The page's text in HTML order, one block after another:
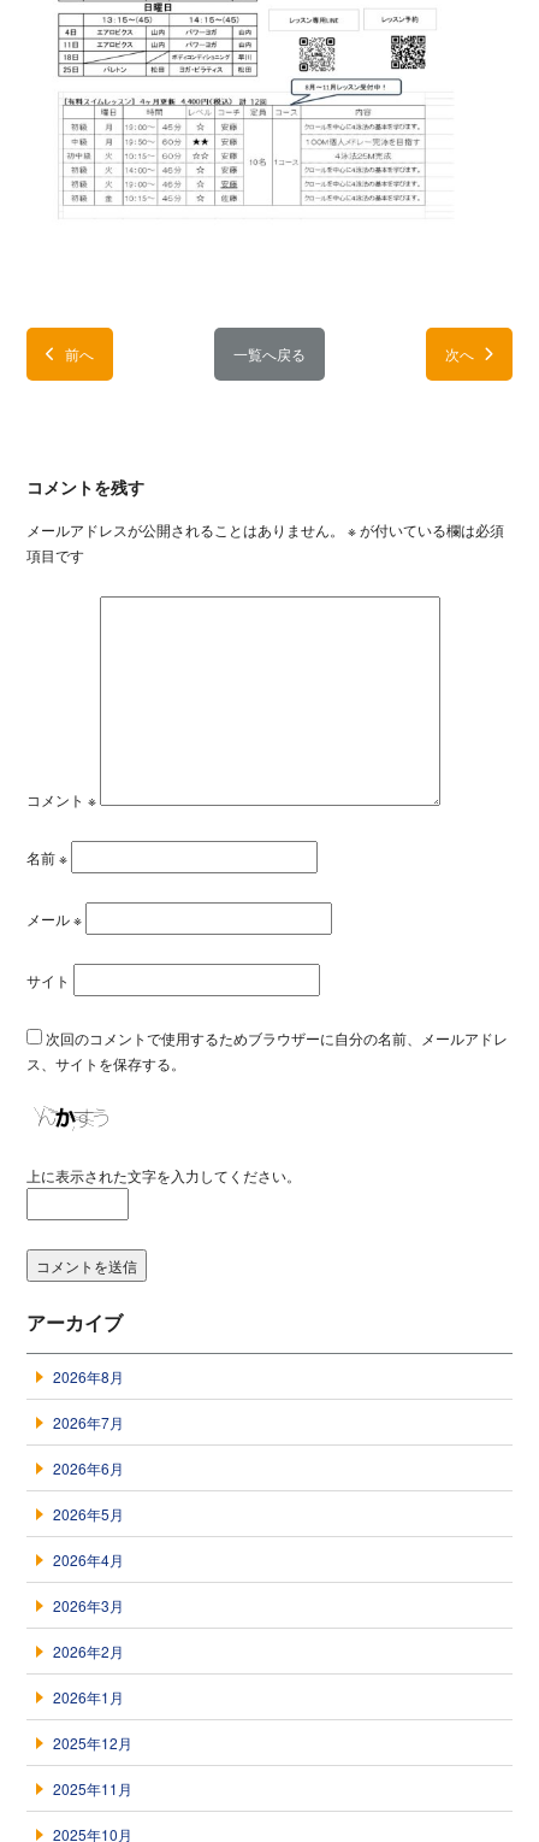
前へ 一覧へ戻る 次へ
コメントを残す
メールアドレスが公開されることはありません。 ※が付いている欄は必須
項目です
コメント※
名前※
メール※
サイト
次回のコメントで使用するためブラウザーに自分の名前、メールアドレ
ス、サイトを保存する。
上に表示された文字を入力してください。
アーカイブ
2026年8月
2026年7月
2026年6月
2026年5月
2026年4月
2026年3月
2026年2月
2026年1月
2025年12月
2025年11月
2025年10月